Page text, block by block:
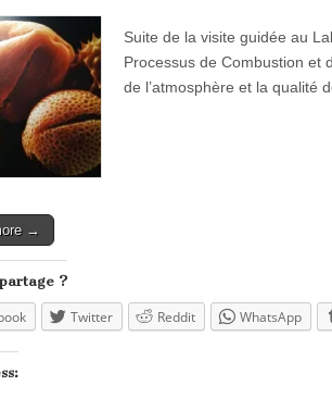
Suite de la visite guidée au
Processus de Combustion et
de l’atmosphère et la qualité
→
?
Twitter Reddit WhatsApp